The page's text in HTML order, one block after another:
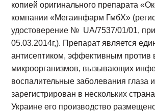
копией оригинального препарата
компании «Мегаинфарм ГмбХ»
удостоверение № UA/7537/01/01,
05.03.2014г,). Препарат является
антисептиком, эффективным против
микроорганизмов, вызывающих
воспалительные заболевания глаза
зарегистрирован в нескольких
Украине его производство